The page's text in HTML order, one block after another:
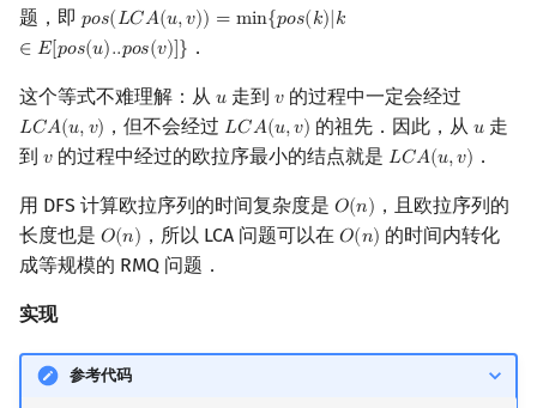
题，即 𝑝𝑜𝑠(𝐿𝐶𝐴(𝑢,𝑣)) = min{𝑝𝑜𝑠(𝑘)|𝑘
∈ 𝐸[𝑝𝑜𝑠(𝑢)..𝑝𝑜𝑠(𝑣)]}
pos(LCA(u,v))=min {pos(k)|k∈E [p
．
这个等式不难理解：从 𝑢
u 走到𝑣
v的过程中一定会经过
𝐿𝐶𝐴(𝑢,𝑣)
LCA(u,v) ，但不会经过 𝐿𝐶𝐴(𝑢,𝑣)
LCA(u,v) 的祖先．因此，从 𝑢
u 走
到 𝑣
v的过程中经过的欧拉序最小的结点就是 𝐿𝐶𝐴(𝑢,𝑣)
LCA(u,v) ．
用 DFS 计算欧拉序列的时间复杂度是 𝑂(𝑛)
O(n) ，且欧拉序列的
长度也是 𝑂(𝑛)
O(n) ，所以 LCA 问题可以在𝑂(𝑛)
O(n) 的时间内转化
成等规模的 RMQ 问题．
实现
参考代码